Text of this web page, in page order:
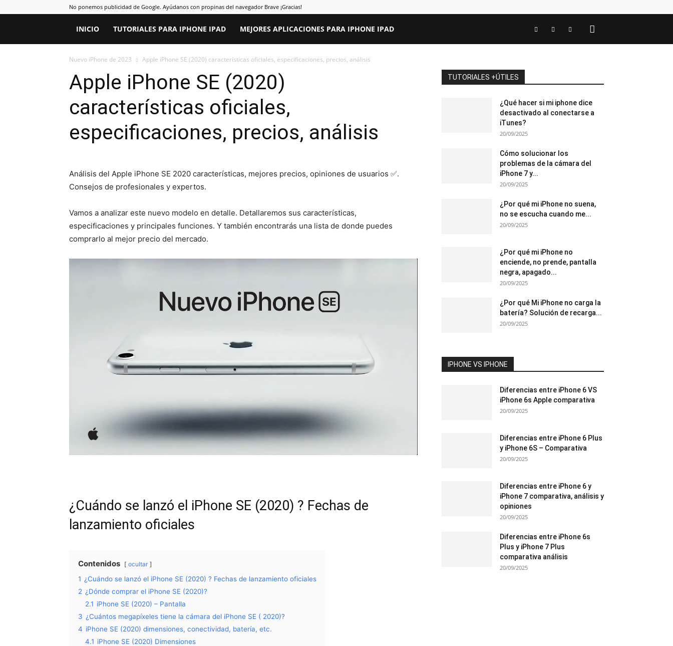
No ponemos publicidad de Google. Ayúdanos con propinas del navegador Brave ¡Gracias!
INICIO TUTORIALES PARA IPHONE IPAD MEJORES APLICACIONES PARA IPHONE IPAD
Nuevo iPhone de 2023 Apple iPhone SE (2020) características oficiales, especificaciones, precios, análisis
Apple iPhone SE (2020)
características oficiales,
especificaciones, precios, análisis
Análisis del Apple iPhone SE 2020 características, mejores precios, opiniones de usuarios ✅.
Consejos de profesionales y expertos.
Vamos a analizar este nuevo modelo en detalle. Detallaremos sus características,
especificaciones y principales funciones. Y también encontrarás una lista de donde puedes
comprarlo al mejor precio del mercado.
¿Cuándo se lanzó el iPhone SE (2020) ? Fechas de
lanzamiento oficiales
Contenidos ocultar
1 ¿Cuándo se lanzó el iPhone SE (2020) ? Fechas de lanzamiento oficiales
2 ¿Dónde comprar el iPhone SE (2020)?
2.1 iPhone SE (2020) – Pantalla
3 ¿Cuántos megapíxeles tiene la cámara del iPhone SE ( 2020)?
4 iPhone SE (2020) dimensiones, conectividad, batería, etc.
4.1 iPhone SE (2020) Dimensiones
TUTORIALES +ÚTILES
¿Qué hacer si mi iphone dice
desactivado al conectarse a
iTunes?
20/09/2025
Cómo solucionar los
problemas de la cámara del
iPhone 7 y...
20/09/2025
¿Por qué mi iPhone no suena,
no se escucha cuando me...
20/09/2025
¿Por qué mi iPhone no
enciende, no prende, pantalla
negra, apagado...
20/09/2025
¿Por qué Mi iPhone no carga la
batería? Solución de recarga...
20/09/2025
IPHONE VS IPHONE
Diferencias entre iPhone 6 VS
iPhone 6s Apple comparativa
20/09/2025
Diferencias entre iPhone 6 Plus
y iPhone 6S – Comparativa
20/09/2025
Diferencias entre iPhone 6 y
iPhone 7 comparativa, análisis y
opiniones
20/09/2025
Diferencias entre iPhone 6s
Plus y iPhone 7 Plus
comparativa análisis
20/09/2025